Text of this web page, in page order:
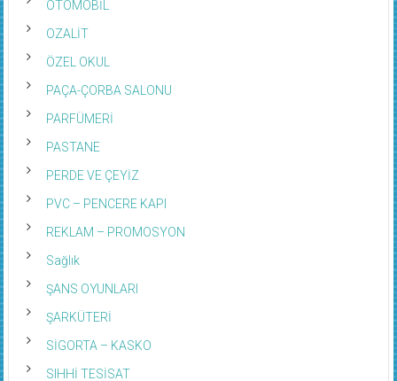
OTOMOBİL
OZALİT
ÖZEL OKUL
PAÇA-ÇORBA SALONU
PARFÜMERİ
PASTANE
PERDE VE ÇEYİZ
PVC – PENCERE KAPI
REKLAM – PROMOSYON
Sağlık
ŞANS OYUNLARI
ŞARKÜTERİ
SİGORTA – KASKO
SIHHİ TESİSAT